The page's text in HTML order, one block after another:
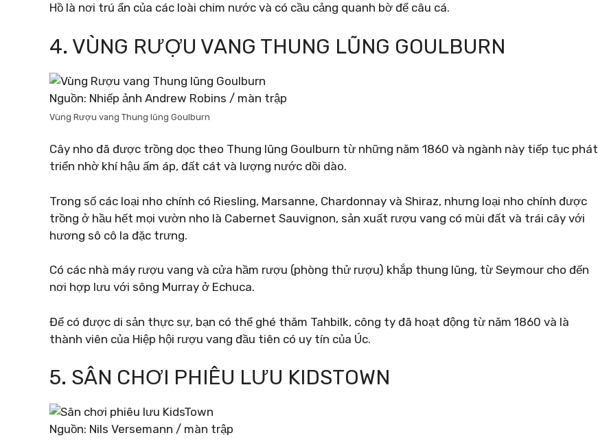
Hồ là nơi trú ẩn của các loài chim nước và có cầu cảng quanh bờ để câu cá.
4. VÙNG RƯỢU VANG THUNG LŨNG GOULBURN
Nguồn: Nhiếp ảnh Andrew Robins / màn trập
Vùng Rượu vang Thung lũng Goulburn
Cây nho đã được trồng dọc theo Thung lũng Goulburn từ những năm 1860 và ngành này tiếp tục phát
triển nhờ khí hậu ấm áp, đất cát và lượng nước dồi dào.
Trong số các loại nho chính có Riesling, Marsanne, Chardonnay và Shiraz, nhưng loại nho chính được
trồng ở hầu hết mọi vườn nho là Cabernet Sauvignon, sản xuất rượu vang có mùi đất và trái cây với
hương sô cô la đặc trưng.
Có các nhà máy rượu vang và cửa hầm rượu (phòng thử rượu) khắp thung lũng, từ Seymour cho đến
nơi hợp lưu với sông Murray ở Echuca.
Để có được di sản thực sự, bạn có thể ghé thăm Tahbilk, công ty đã hoạt động từ năm 1860 và là
thành viên của Hiệp hội rượu vang đầu tiên có uy tín của Úc.
5. SÂN CHƠI PHIÊU LƯU KIDSTOWN
Nguồn: Nils Versemann / màn trập